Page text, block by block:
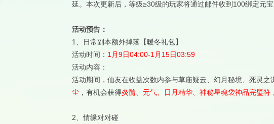
延。本次更新后，等级≥30级的玩家将通过邮件收到100绑定元宝
活动预告：
1、日常副本额外掉落【暖冬礼包】
活动时间： 1月9日04:00-1月15日03:59
活动内容：
活动期间，仙友在收益次数内参与草庙疑云、幻月秘境、死灵之
尘 ，有机会获得炎髓、元气、日月精华、神秘星魂袋神品完璧符
2、情缘对对碰